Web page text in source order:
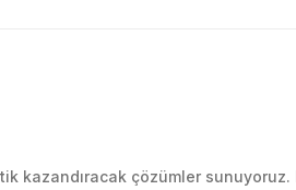
kazandıracak çözümler